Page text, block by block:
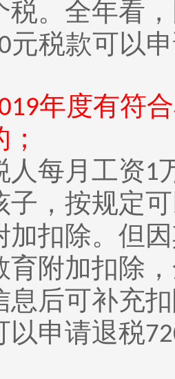
税。全年看
元税款可以
年度有符
人每月工资1
子，按规定
加扣除。但
育附加扣除
息后可补充
以申请退税